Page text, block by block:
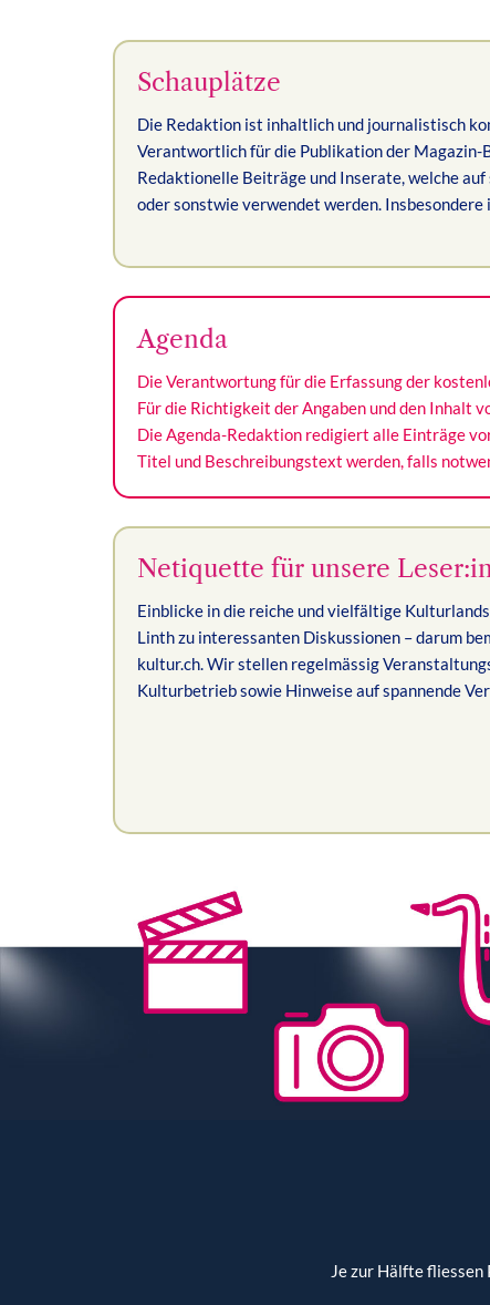
Schauplätze
Die Redaktion ist inhaltlich und journalistisch
Verantwortlich für die Publikation der Magazin-
Redaktionelle Beiträge und Inserate, welche
oder sonstwie verwendet werden.
Agenda
Die Verantwortung für die Erfassung der
Für die Richtigkeit der Angaben und den Inhalt
Die Agenda-Redaktion redigiert alle Einträge
Titel und Beschreibungstext werden, falls
Netiquette für unsere
Einblicke in die reiche und vielfältige
Linth zu interessanten Diskussionen – darum
kultur.ch. Wir stellen regelmässig
Kulturbetrieb sowie Hinweise auf spannende
Je zur Hälfte